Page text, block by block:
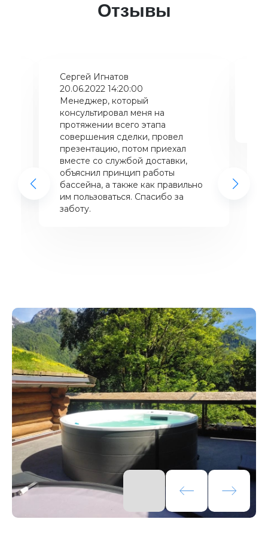
Отзывы
Сергей Игнатов
20.06.2022 14:20:00
Менеджер, который
консультировал меня на
протяжении всего этапа
совершения сделки, провел
презентацию, потом приехал
вместе со службой доставки,
объяснил принцип работы
бассейна, а также как правильно
им пользоваться. Спасибо за
заботу.